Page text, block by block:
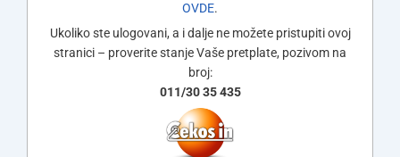
OVDE.
Ukoliko ste ulogovani, a i dalje ne možete pristupiti ovoj
stranici – proverite stanje Vaše pretplate, pozivom na
broj:
011/30 35 435